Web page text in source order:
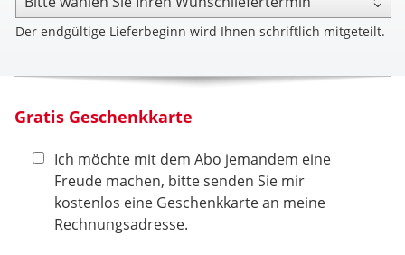
Der endgültige Lieferbeginn wird Ihnen schriftlich mitgeteilt.
Gratis Geschenkkarte
Ich möchte mit dem Abo jemandem eine
Freude machen, bitte senden Sie mir
kostenlos eine Geschenkkarte an meine
Rechnungsadresse.